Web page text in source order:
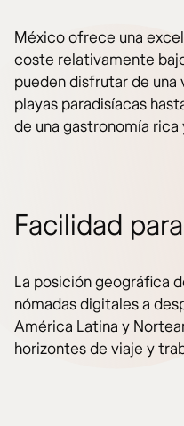
México ofrece una
coste relativamente
pueden disfrutar de una
playas paradisíacas
de una gastronomía rica
Facilidad
La posición geográfica
nómadas digitales a
América Latina y
horizontes de viaje y